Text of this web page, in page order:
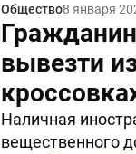
Общество8 января
вывезти
Наличная
вещественного